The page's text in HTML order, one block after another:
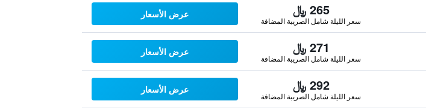
265 ﷼
سعر الليلة شامل الصريبة المضافة
عرض الأسعار
271 ﷼
سعر الليلة شامل الصريبة المضافة
عرض الأسعار
292 ﷼
سعر الليلة شامل الصريبة المضافة
عرض الأسعار